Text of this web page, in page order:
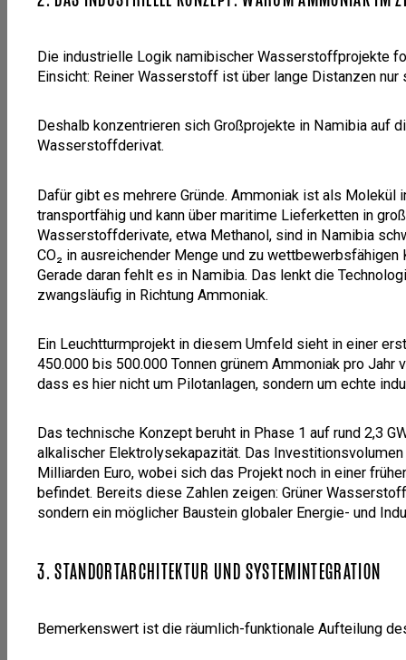
Die industrielle Logik namibischer Wasserstoffprojekte
Einsicht: Reiner Wasserstoff ist über lange Distanzen nur
Deshalb konzentrieren sich Großprojekte in Namibia auf
Wasserstoffderivat.
Dafür gibt es mehrere Gründe. Ammoniak ist als Molekül
transportfähig und kann über maritime Lieferketten in
Wasserstoffderivate, etwa Methanol, sind in Namibia
CO₂ in ausreichender Menge und zu
Gerade daran fehlt es in Namibia. Das lenkt die
zwangsläufig in Richtung Ammoniak.
Ein Leuchtturmprojekt in diesem Umfeld sieht in einer
450.000 bis 500.000 Tonnen grünem Ammoniak pro Jahr
dass es hier nicht um Pilotanlagen, sondern um echte
Das technische Konzept beruht in Phase 1 auf rund 2,3
alkalischer Elektrolysekapazität. Das
Milliarden Euro, wobei sich das Projekt noch in einer
befindet. Bereits diese Zahlen zeigen: Grüner
sondern ein möglicher Baustein globaler Energie- und
3. STANDORTARCHITEKTUR UND SYSTEMINTEGRATION
Bemerkenswert ist die räumlich-funktionale Aufteilung